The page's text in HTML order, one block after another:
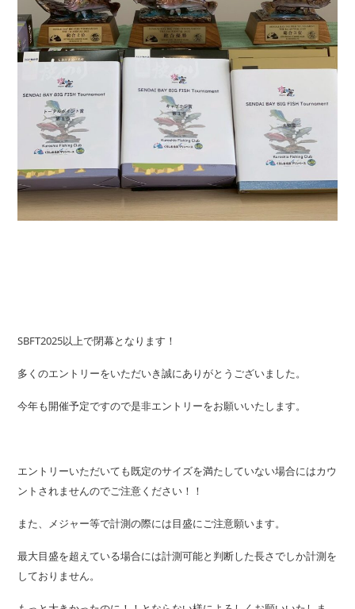
SBFT2025以上で閉幕となります！
多くのエントリーをいただいき誠にありがとうございました。
今年も開催予定ですので是非エントリーをお願いいたします。
エントリーいただいても既定のサイズを満たしていない場合にはカウ
ントされませんのでご注意ください！！
また、メジャー等で計測の際には目盛にご注意願います。
最大目盛を超えている場合には計測可能と判断した長さでしか計測を
しておりません。